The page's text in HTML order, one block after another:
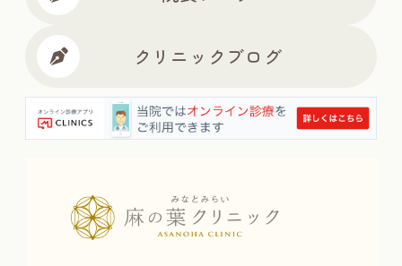
クリニックブログ